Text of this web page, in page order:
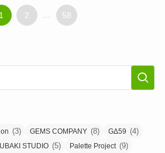
1 2 58
(3) GEMS COMPANY (8) GΔ59 (4)
STUDIO (5) Palette Project (9)